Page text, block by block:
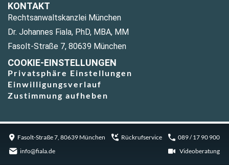
KONTAKT
Rechtsanwaltskanzlei München
Dr. Johannes Fiala, PhD, MBA, MM
Fasolt-Straße 7, 80639 München
COOKIE-EINSTELLUNGEN
Privatsphäre Einstellungen
Einwilligungsverlauf
Zustimmung aufheben
Fasolt-Straße 7, 80639 München Rückrufservice
089 / 17 90 900
info@fiala.de
Videoberatung